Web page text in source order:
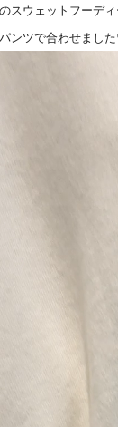
スウェットフーデ
ンツで合わせまし